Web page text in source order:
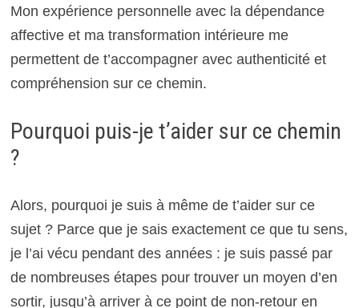
Mon expérience personnelle avec la dépendance
affective et ma transformation intérieure me
permettent de t’accompagner avec authenticité et
compréhension sur ce chemin.
Pourquoi puis-je t’aider sur ce chemin
?
Alors, pourquoi je suis à même de t’aider sur ce
sujet ? Parce que je sais exactement ce que tu sens,
je l’ai vécu pendant des années : je suis passé par
de nombreuses étapes pour trouver un moyen d’en
sortir, jusqu’à arriver à ce point de non-retour en